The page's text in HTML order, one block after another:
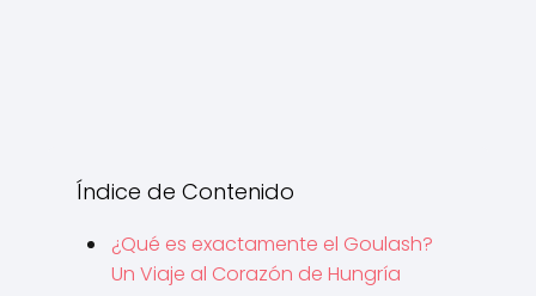
Índice de Contenido
¿Qué es exactamente el Goulash?
Un Viaje al Corazón de Hungría